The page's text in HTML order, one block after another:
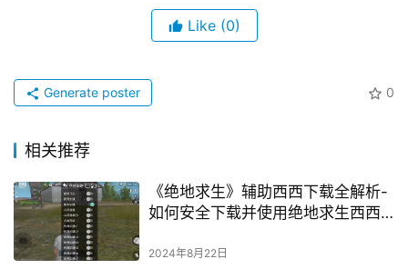
性。在选择辅助工具时，我们应该选择正规、安全、合法的
工具，避免因为使用不当而造成不必要的损失和麻烦。同
用过分强大的辅助工具，以免影响其他玩家的游戏体验和公
平性。
Like(0)
Generate poster